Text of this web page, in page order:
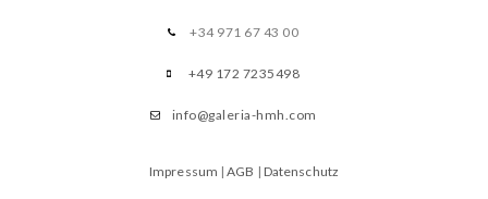
+34 971 67 43 00
+49 172 7235498
info@galeria-hmh.com
Impressum |AGB | Datenschutz